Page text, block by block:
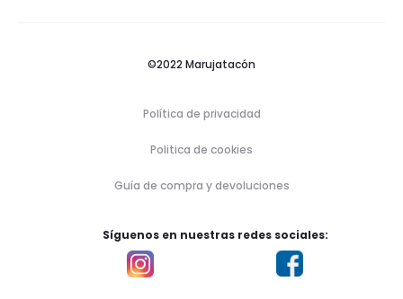
©2022 Marujatacón
Política de privacidad
Politica de cookies
Guía de compra y devoluciones
Síguenos en nuestras redes sociales: